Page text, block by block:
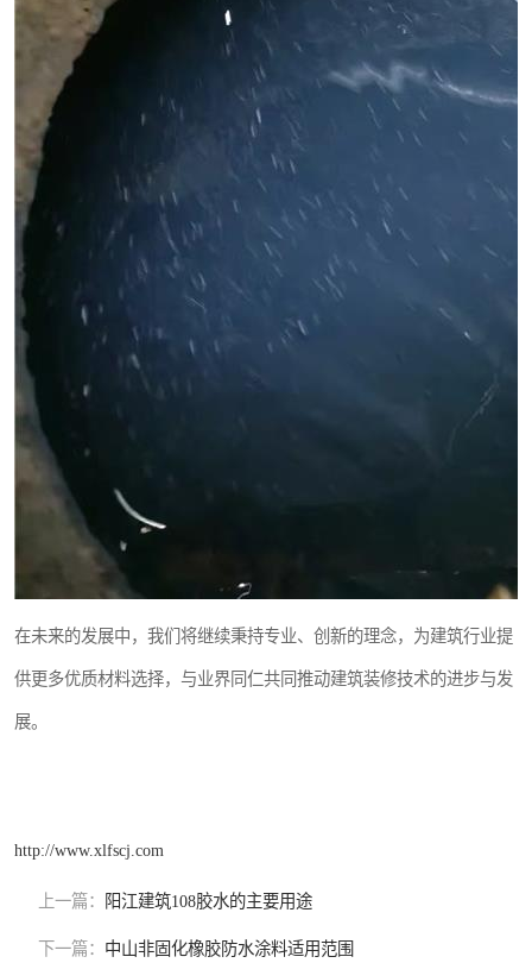
在未来的发展中，我们将继续秉持专业、创新的理念，为建筑行业提
供更多优质材料选择，与业界同仁共同推动建筑装修技术的进步与发
展。
http://www.xlfscj.com
上一篇： 阳江建筑108胶水的主要用途
下一篇： 中山非固化橡胶防水涂料适用范围